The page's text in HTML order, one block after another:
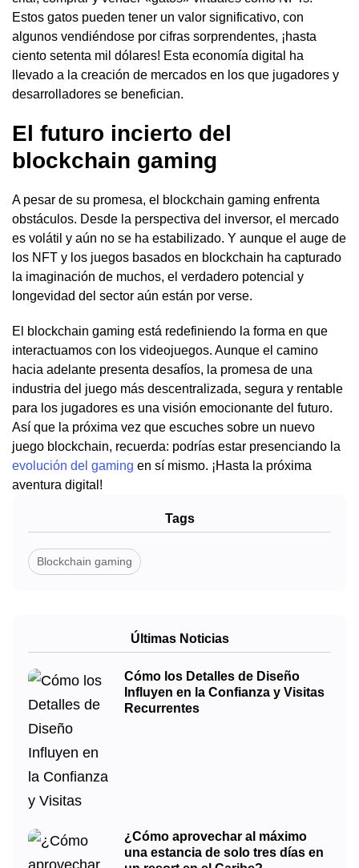
Estos gatos pueden tener un valor significativo, con
algunos vendiéndose por cifras sorprendentes, ¡hasta
ciento setenta mil dólares! Esta economía digital ha
llevado a la creación de mercados en los que jugadores y
desarrolladores se benefician.
El futuro incierto del
blockchain gaming
A pesar de su promesa, el blockchain gaming enfrenta
obstáculos. Desde la perspectiva del inversor, el mercado
es volátil y aún no se ha estabilizado. Y aunque el auge de
los NFT y los juegos basados en blockchain ha capturado
la imaginación de muchos, el verdadero potencial y
longevidad del sector aún están por verse.
El blockchain gaming está redefiniendo la forma en que
interactuamos con los videojuegos. Aunque el camino
hacia adelante presenta desafíos, la promesa de una
industria del juego más descentralizada, segura y rentable
para los jugadores es una visión emocionante del futuro.
Así que la próxima vez que escuches sobre un nuevo
juego blockchain, recuerda: podrías estar presenciando la
evolución del gaming en sí mismo. ¡Hasta la próxima
aventura digital!
Tags
Blockchain gaming
Últimas Noticias
Cómo los Detalles de Diseño
Influyen en la Confianza y Visitas
Recurrentes
¿Cómo aprovechar al máximo
una estancia de solo tres días en